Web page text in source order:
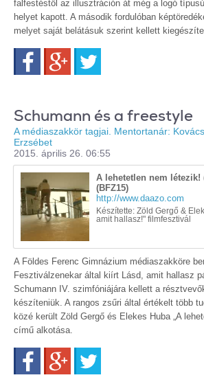
falfestéstől az illusztráción át még a logó
helyet kapott. A második fordulóban
melyet saját belátásuk szerint kellett
FacebookGoogle+
Schumann és a freestyle
A médiaszakkör tagjai. Mentortanár:
Erzsébet
2015. április 26. 06:55
A lehetetlen nem
(BFZ15)
http://www.daazo.com
Készítette: Zöld Gergő &
amit hallasz!" filmfesztivál
A Földes Ferenc Gimnázium médiaszakköre
Fesztiválzenekar által kiírt Lásd, amit hallasz
Schumann IV. szimfóniájára kellett a
készíteniük. A rangos zsűri által értékelt több
közé került Zöld Gergő és Elekes Huba „A
című alkotása.
FacebookGoogle+